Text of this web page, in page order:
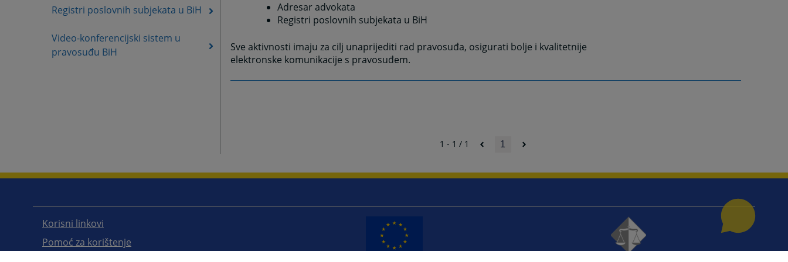
Registri poslovnih subjekata u BiH
Video-konferencijski sistem u
pravosuđu BiH
Adresar advokata
Registri poslovnih subjekata u BiH
Sve aktivnosti imaju za cilj unaprijediti rad pravosuđa, osigurati bolje i kvalitetnije
elektronske komunikacije s pravosuđem.
1 - 1 / 1 1
Korisni linkovi
Pomoć za korištenje